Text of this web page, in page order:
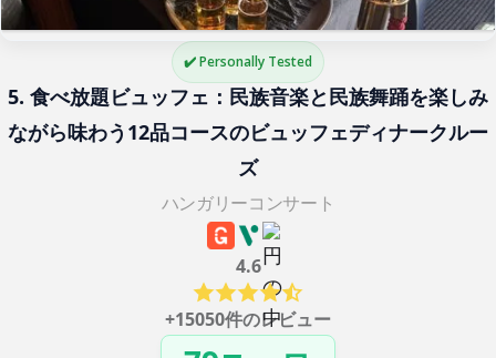
✔️ Personally Tested
5. 食べ放題ビュッフェ：民族音楽と民族舞踊を楽しみ
ながら味わう12品コースのビュッフェディナークルー
ズ
ハンガリーコンサート
4.6
+15050件のレビュー